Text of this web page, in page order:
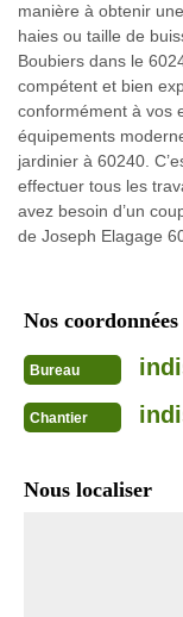
manière à obtenir
haies ou taille de
Boubiers dans le
compétent et bien
conformément à vos
équipements
jardinier à 60240.
effectuer tous les
avez besoin d’un
de Joseph Elagage
Nos coordonnées
Bureau
Chantier
Nous localiser